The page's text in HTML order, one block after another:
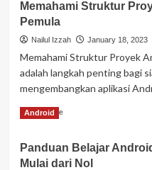
Memahami Struktur
Pemula
Nailul Izzah January 18, 2023
Memahami Struktur Proyek
adalah langkah penting bagi
mengembangkan aplikasi
Read MoreRead
Memahami
Struktur
Android
Panduan Belajar
Mulai dari Nol